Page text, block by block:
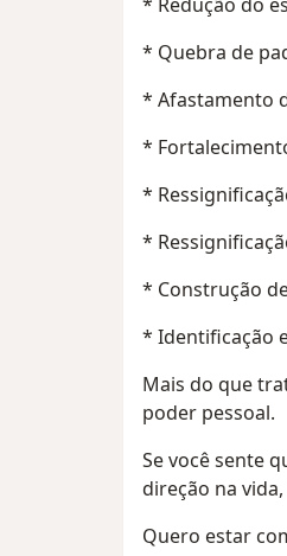
* Redução do
* Quebra de
* Afastamento
*
*
*
* Construção
* Identificação
Mais do que
poder pessoal.
Se você sente
direção na
Quero estar